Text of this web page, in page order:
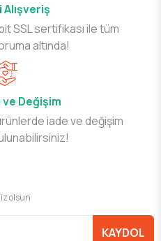
SSL sertifikası ile tüm
altında!
Değişim
iade ve değişim
olsun
KAYDOL